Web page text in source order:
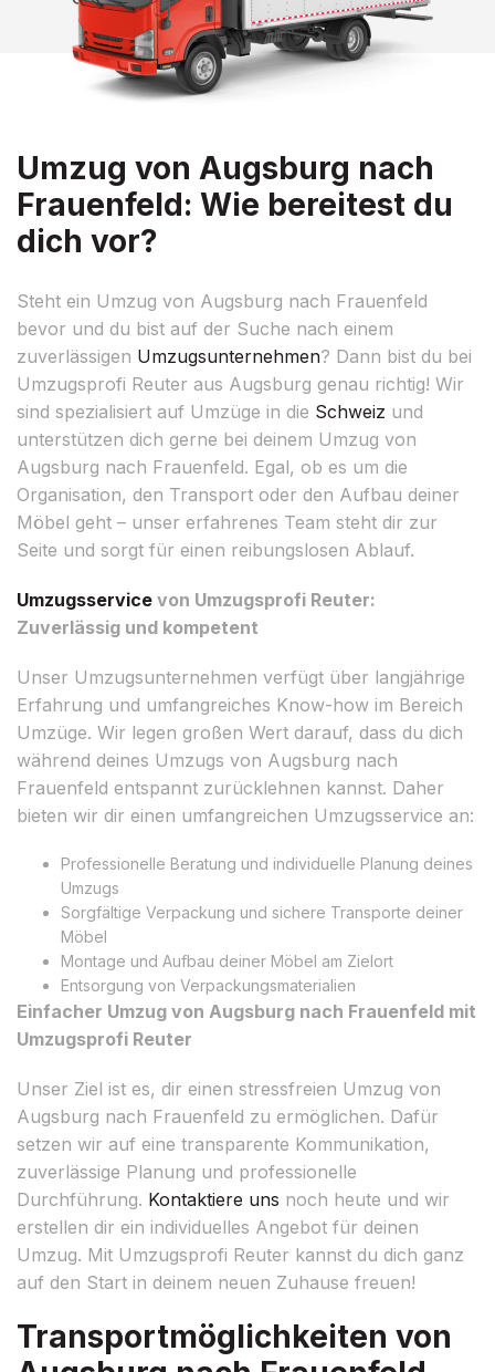
Umzug von Augsburg nach
Frauenfeld: Wie bereitest du
dich vor?
Steht ein Umzug von Augsburg nach Frauenfeld
bevor und du bist auf der Suche nach einem
zuverlässigen Umzugsunternehmen? Dann bist du bei
Umzugsprofi Reuter aus Augsburg genau richtig! Wir
sind spezialisiert auf Umzüge in die Schweiz und
unterstützen dich gerne bei deinem Umzug von
Augsburg nach Frauenfeld. Egal, ob es um die
Organisation, den Transport oder den Aufbau deiner
Möbel geht – unser erfahrenes Team steht dir zur
Seite und sorgt für einen reibungslosen Ablauf.
Umzugsservice von Umzugsprofi Reuter:
Zuverlässig und kompetent
Unser Umzugsunternehmen verfügt über langjährige
Erfahrung und umfangreiches Know-how im Bereich
Umzüge. Wir legen großen Wert darauf, dass du dich
während deines Umzugs von Augsburg nach
Frauenfeld entspannt zurücklehnen kannst. Daher
bieten wir dir einen umfangreichen Umzugsservice an:
Professionelle Beratung und individuelle Planung deines
Umzugs
Sorgfältige Verpackung und sichere Transporte deiner
Möbel
Montage und Aufbau deiner Möbel am Zielort
Entsorgung von Verpackungsmaterialien
Einfacher Umzug von Augsburg nach Frauenfeld mit
Umzugsprofi Reuter
Unser Ziel ist es, dir einen stressfreien Umzug von
Augsburg nach Frauenfeld zu ermöglichen. Dafür
setzen wir auf eine transparente Kommunikation,
zuverlässige Planung und professionelle
Durchführung. Kontaktiere uns noch heute und wir
erstellen dir ein individuelles Angebot für deinen
Umzug. Mit Umzugsprofi Reuter kannst du dich ganz
auf den Start in deinem neuen Zuhause freuen!
Transportmöglichkeiten von